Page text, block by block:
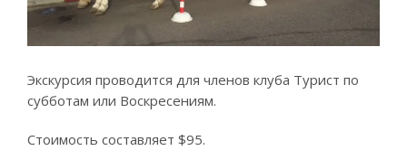
Экскурсия проводится для членов клуба Турист по
субботам или Воскресениям.
Стоимость составляет $95.